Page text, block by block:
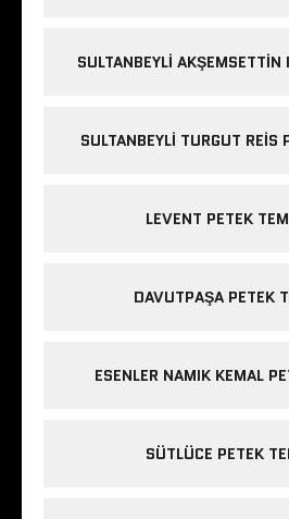
SULTANBEYLI
SULTANBEYLI TURGUT REIS
LEVENT PETEK
DAVUTPAŞA PETEK
ESENLER NAMIK KEMAL
SÜTLÜCE PETEK